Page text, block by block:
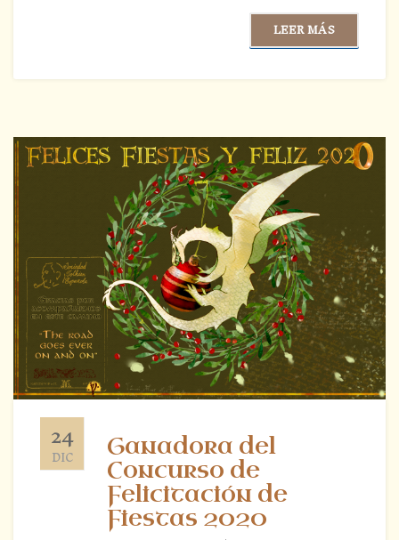
LEER MÁS
24
DIC
Ganadora del
Concurso de
Felicitación de
Fiestas 2020